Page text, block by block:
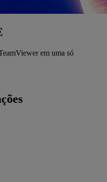
em uma só